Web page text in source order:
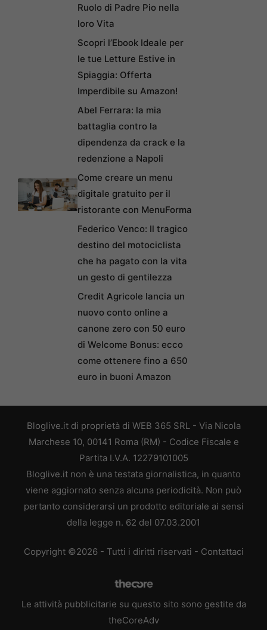
Ruolo di Padre Pio nella
loro Vita
Scopri l’Ebook Ideale per
le tue Letture Estive in
Spiaggia: Offerta
Imperdibile su Amazon!
Abel Ferrara: la mia
battaglia contro la
dipendenza da crack e la
redenzione a Napoli
Come creare un menu
digitale gratuito per il
ristorante con MenuForma
Federico Venco: Il tragico
destino del motociclista
che ha pagato con la vita
un gesto di gentilezza
Credit Agricole lancia un
nuovo conto online a
canone zero con 50 euro
di Welcome Bonus: ecco
come ottenere fino a 650
euro in buoni Amazon
Bloglive.it di proprietà di WEB 365 SRL - Via Nicola
Marchese 10, 00141 Roma (RM) - Codice Fiscale e
Partita I.V.A. 12279101005
Bloglive.it non è una testata giornalistica, in quanto
viene aggiornato senza alcuna periodicità. Non può
pertanto considerarsi un prodotto editoriale ai sensi
della legge n. 62 del 07.03.2001
Copyright ©2026 - Tutti i diritti riservati - Contattaci
Le attività pubblicitarie su questo sito sono gestite da
theCoreAdv